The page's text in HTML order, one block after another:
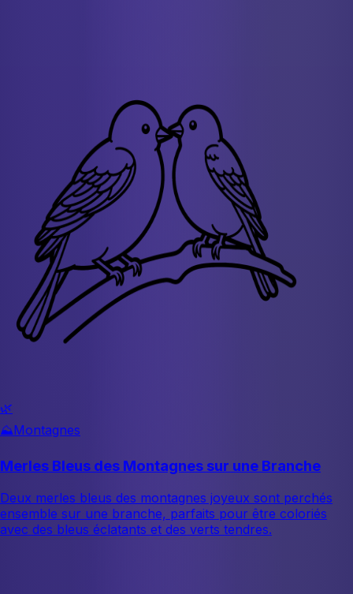
🌿
⛰️Montagnes
Merles Bleus des Montagnes sur une Branche
Deux merles bleus des montagnes joyeux sont perchés
ensemble sur une branche, parfaits pour être coloriés
avec des bleus éclatants et des verts tendres.